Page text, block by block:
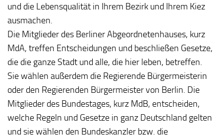
und die Lebensqualität in Ihrem Bezirk und Ihrem Kiez
ausmachen.
Die Mitglieder des Berliner Abgeordnetenhauses, kurz
MdA, treffen Entscheidungen und beschließen Gesetze,
die die ganze Stadt und alle, die hier leben, betreffen.
Sie wählen außerdem die Regierende Bürgermeisterin
oder den Regierenden Bürgermeister von Berlin. Die
Mitglieder des Bundestages, kurz MdB, entscheiden,
welche Regeln und Gesetze in ganz Deutschland gelten
und sie wählen den Bundeskanzler bzw. die